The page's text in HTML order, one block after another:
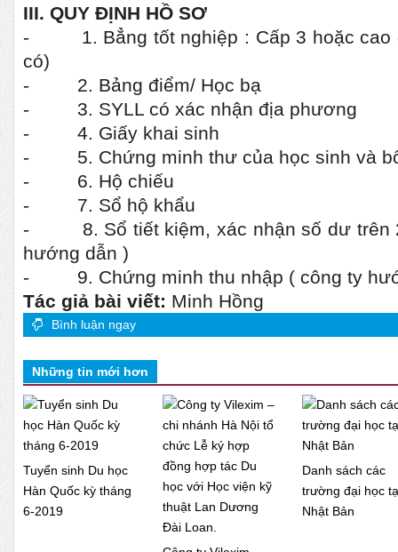
III. QUY ĐỊNH HỒ SƠ
- 1. Bẳng tốt nghiệp : Cấp 3 hoặc cao
có)
- 2. Bảng điểm/ Học bạ
- 3. SYLL có xác nhận địa phương
- 4. Giấy khai sinh
- 5. Chứng minh thư của học sinh và
- 6. Hộ chiếu
- 7. Sổ hộ khẩu
- 8. Sổ tiết kiệm, xác nhận số dư trên
hướng dẫn )
- 9. Chứng minh thu nhập ( công ty
Tác giả bài viết: Minh Hồng
Bình luận ngay
Những tin mới hơn
Tuyển sinh Du học
Hàn Quốc kỳ tháng
6-2019
Danh sách các
trường đại học
Nhật Bản